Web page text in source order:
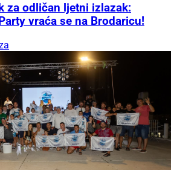
za odličan ljetni izlazak:
vraća se na Brodaricu!